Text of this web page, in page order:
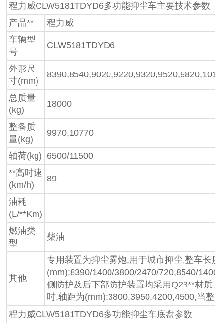
程力威CLW5181TDYD6多功能抑尘车主要技术参数
产品**
程力威
车辆型
号
CLW5181TDYD6
外形尺
寸(mm)
总质量
(kg)
18000
整备质
量(kg)
9970,10770
轴荷(kg) 6500/11500
**高时速
(km/h)
89
油耗
(L/**Km)
燃油类
型
柴油
其他
专用装置为抑尘雾炮,用于城市抑尘,整车长
(mm):8390/1400/3800/2470/720,8540/
侧防护及后下部防护装置均采用Q23**材质
时,轴距为(mm):3800,3950,4200,4500,当整
程力威CLW5181TDYD6多功能抑尘车底盘参数